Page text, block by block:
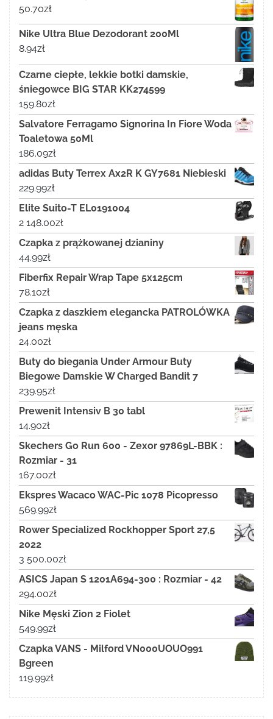
50.70zł
Nike Ultra Blue Dezodorant 200Ml
8.94zł
Czarne ciepłe, lekkie botki damskie,
śniegowce BIG STAR KK274599
159.80zł
Salvatore Ferragamo Signorina In Fiore Woda
Toaletowa 50Ml
186.09zł
adidas Buty Terrex Ax2R K GY7681 Niebieski
229.99zł
Elite Suito-T EL0191004
2 148.00zł
Czapka z prążkowanej dzianiny
44.99zł
Fiberfix Repair Wrap Tape 5x125cm
78.10zł
Czapka z daszkiem elegancka PATROLÓWKA
jeans męska
24.00zł
Buty do biegania Under Armour Buty
Biegowe Damskie W Charged Bandit 7
239.95zł
Prewenit Intensiv B 30 tabl
14.90zł
Skechers Go Run 600 - Zexor 97869L-BBK :
Rozmiar - 31
167.00zł
Ekspres Wacaco WAC-Pic 1078 Picopresso
569.99zł
Rower Specialized Rockhopper Sport 27,5
2022
3 500.00zł
ASICS Japan S 1201A694-300 : Rozmiar - 42
294.00zł
Nike Męski Zion 2 Fiolet
549.99zł
Czapka VANS - Milford VN000UOUO991
Bgreen
119.99zł